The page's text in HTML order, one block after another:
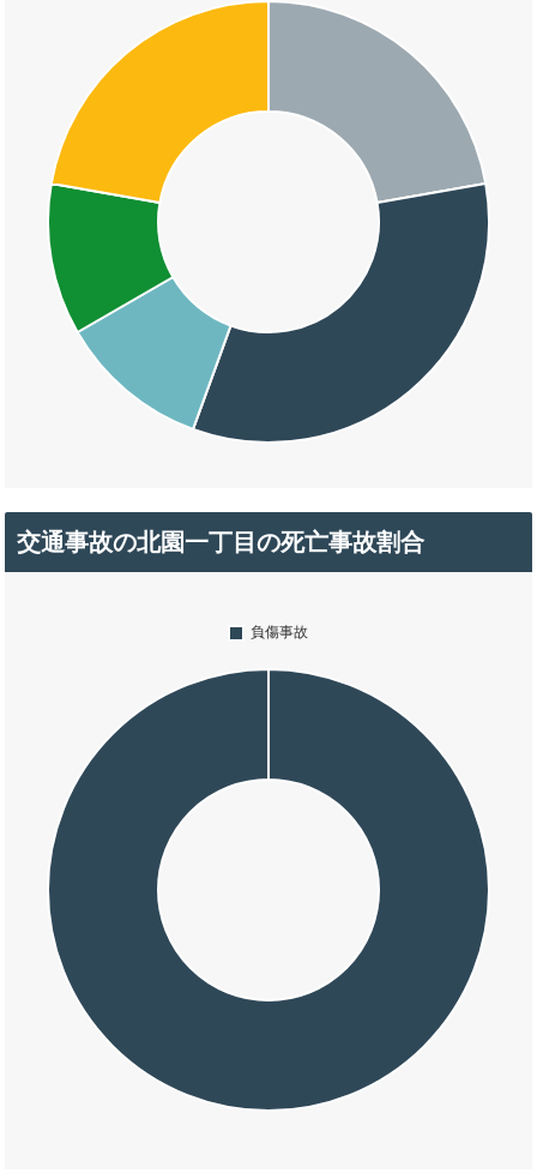
交通事故の北園一丁目の死亡事故割合